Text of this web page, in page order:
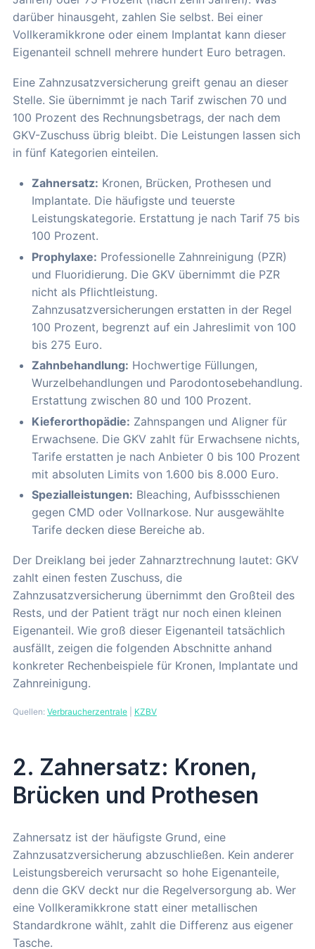
darüber hinausgeht, zahlen Sie selbst. Bei einer
Vollkeramikkrone oder einem Implantat kann dieser
Eigenanteil schnell mehrere hundert Euro betragen.
Eine Zahnzusatzversicherung greift genau an dieser
Stelle. Sie übernimmt je nach Tarif zwischen 70 und
100 Prozent des Rechnungsbetrags, der nach dem
GKV-Zuschuss übrig bleibt. Die Leistungen lassen sich
in fünf Kategorien einteilen.
Zahnersatz: Kronen, Brücken, Prothesen und
Implantate. Die häufigste und teuerste
Leistungskategorie. Erstattung je nach Tarif 75 bis
100 Prozent.
Prophylaxe: Professionelle Zahnreinigung (PZR)
und Fluoridierung. Die GKV übernimmt die PZR
nicht als Pflichtleistung.
Zahnzusatzversicherungen erstatten in der Regel
100 Prozent, begrenzt auf ein Jahreslimit von 100
bis 275 Euro.
Zahnbehandlung: Hochwertige Füllungen,
Wurzelbehandlungen und Parodontosebehandlung.
Erstattung zwischen 80 und 100 Prozent.
Kieferorthopädie: Zahnspangen und Aligner für
Erwachsene. Die GKV zahlt für Erwachsene nichts,
Tarife erstatten je nach Anbieter 0 bis 100 Prozent
mit absoluten Limits von 1.600 bis 8.000 Euro.
Spezialleistungen: Bleaching, Aufbissschienen
gegen CMD oder Vollnarkose. Nur ausgewählte
Tarife decken diese Bereiche ab.
Der Dreiklang bei jeder Zahnarztrechnung lautet: GKV
zahlt einen festen Zuschuss, die
Zahnzusatzversicherung übernimmt den Großteil des
Rests, und der Patient trägt nur noch einen kleinen
Eigenanteil. Wie groß dieser Eigenanteil tatsächlich
ausfällt, zeigen die folgenden Abschnitte anhand
konkreter Rechenbeispiele für Kronen, Implantate und
Zahnreinigung.
Quellen: Verbraucherzentrale KZBV
2. Zahnersatz: Kronen,
Brücken und Prothesen
Zahnersatz ist der häufigste Grund, eine
Zahnzusatzversicherung abzuschließen. Kein anderer
Leistungsbereich verursacht so hohe Eigenanteile,
denn die GKV deckt nur die Regelversorgung ab. Wer
eine Vollkeramikkrone statt einer metallischen
Standardkrone wählt, zahlt die Differenz aus eigener
Tasche.